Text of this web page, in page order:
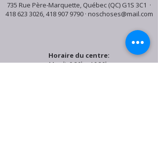
735 Rue Père-Marquette, Québec (QC) G1S 3C1 ·
418 623 3026,418 907 9790· noschoses@mail.com
Horaire du centre:
Mardi: 9:30h - 16:30h